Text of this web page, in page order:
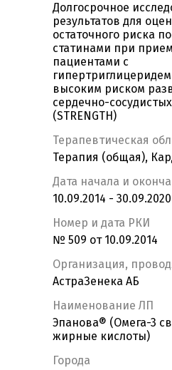
Долгосрочное
результатов для
остаточного риска
статинами при
пациентами с
высоким риском
сердечно-
(STRENGTH)
Терапевтическая
Терапия (общая),
Дата начала и
10.09.2014 - 30.09.2020
Номер и дата РКИ
№ 509 от 10.09.2014
Организация,
АстраЗенека АБ
Наименование ЛП
Эпанова® (Омега-3
жирные кислоты)
Города